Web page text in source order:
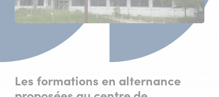
Les formations en alternance